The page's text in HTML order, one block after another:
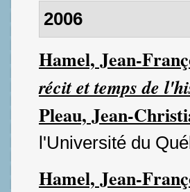
2006
Hamel, Jean-
récit et temps de
Pleau, Jean-
l'Université du
Hamel, Jean-